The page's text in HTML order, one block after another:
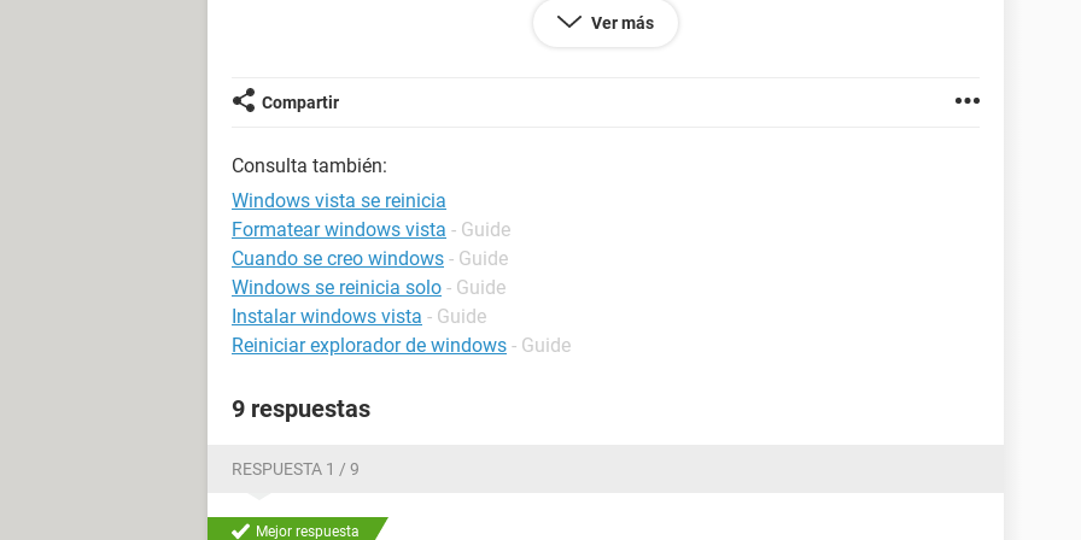
el pantallazo se reinicia el PC. Al apagar el equipo también pasa
Gracias de antemano
Un saludo
Ver más
Compartir
Consulta también:
Windows vista se reinicia
Formatear windows vista - Guide
Cuando se creo windows - Guide
Windows se reinicia solo - Guide
Instalar windows vista - Guide
Reiniciar explorador de windows - Guide
9 respuestas
RESPUESTA 1 / 9
Mejor respuesta